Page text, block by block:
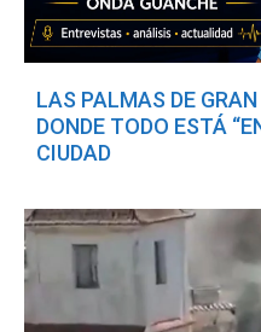
LAS PALMAS DE
DONDE TODO ESTÁ
CIUDAD